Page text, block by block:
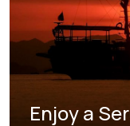
Enjoy a